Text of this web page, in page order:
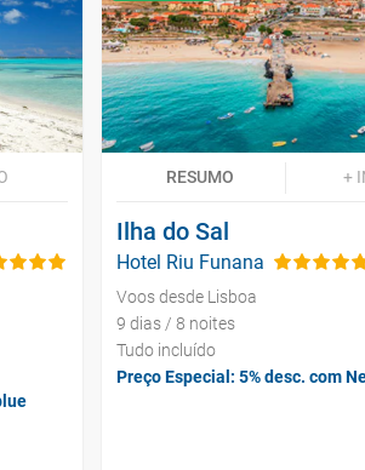
RESUMO +
Ilha do Sal
Hotel Riu Funana
Voos desde Lisboa
9 dias / 8 noites
Tudo incluído
Preço Especial: 5% desc. com